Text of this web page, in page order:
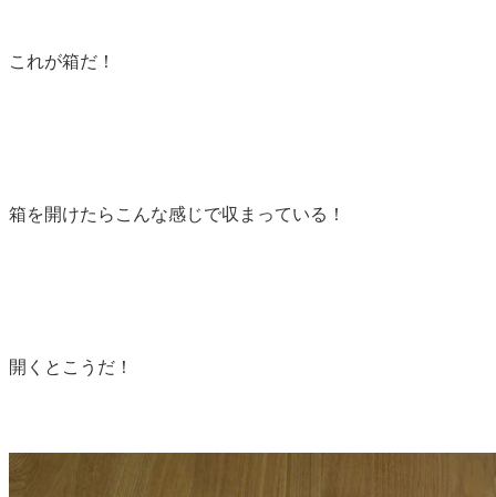
これが箱だ！
箱を開けたらこんな感じで収まっている！
開くとこうだ！